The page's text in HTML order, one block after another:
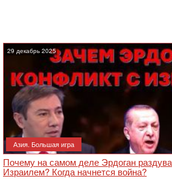
29 декабрь 2025
Азия. Большая игра
Почему на самом деле Эрдоган
Израилем? Когда начнется война?